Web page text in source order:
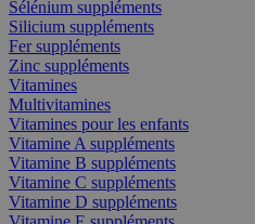
Sélénium suppléments
Silicium suppléments
Fer suppléments
Zinc suppléments
Vitamines
Multivitamines
Vitamines pour les enfants
Vitamine A suppléments
Vitamine B suppléments
Vitamine C suppléments
Vitamine D suppléments